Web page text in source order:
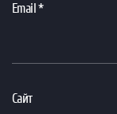
Email*
Сайт